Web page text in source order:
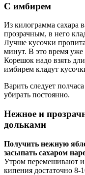
С имбирем
Из килограмма сахара
прозрачным, в него
Лучше кусочки
минут. В это время уже
Корешок надо взять
имбирем кладут
Варить следует
убирать постоянно.
Нежное и
дольками
Получить нежную
засыпать сахаром
Утром перемешивают и
кипения достаточно 8-